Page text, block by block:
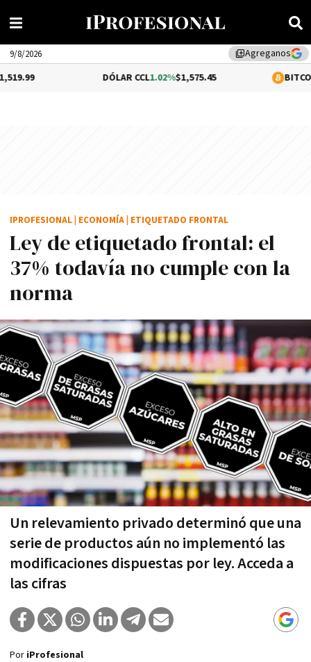
library_addAgreganos
9/8/2026
1.02%$1,575.45 0.2%
Ley de etiquetado frontal: el
37% todavía no cumple con la
norma
Un relevamiento privado determinó que una
serie de productos aún no implementó las
modificaciones dispuestas por ley. Acceda a
las cifras
IPROFESIONAL ECONOMÍA ETIQUETADO FRONTAL
Por iProfesional